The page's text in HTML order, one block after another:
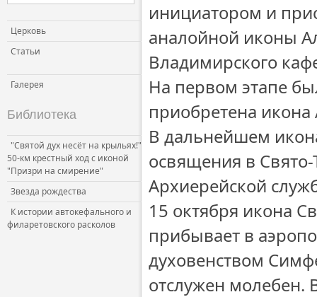
Церковь
Статьи
Галерея
Библиотека
"Святой дух несёт на крыльях!"
50-км крестный ход с иконой
"Призри на смирение"
Звезда рождества
К истории автокефального и
филаретовского расколов
инициатором и
аналойной иконы
Владимирского
На первом этапе
приобретена
В дальнейшем
освящения в
Архиерейской
15 октября икона
прибывает в
духовенством
отслужен молебен.